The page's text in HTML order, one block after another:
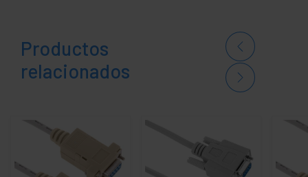
Productos
relacionados